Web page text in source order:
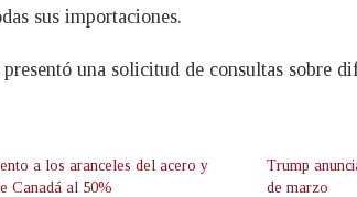
sus importaciones.
una solicitud de consultas sobre
a los aranceles del acero y
Canadá al 50%
Trump
de marzo